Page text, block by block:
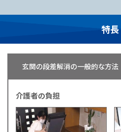
特長
玄関の段差解消の一般的な方法
介護者の負担